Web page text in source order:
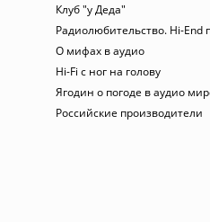
Клуб "у Деда"
Радиолюбительство. Hi-End
О мифах в аудио
Hi-Fi с ног на голову
Ягодин о погоде в аудио
Российские производители